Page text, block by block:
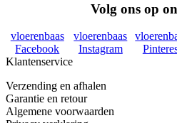
Volg ons op
vloerenbaas
Facebook
vloerenbaas
Instagram
Klantenservice
Verzending en afhalen
Garantie en retour
Algemene voorwaarden